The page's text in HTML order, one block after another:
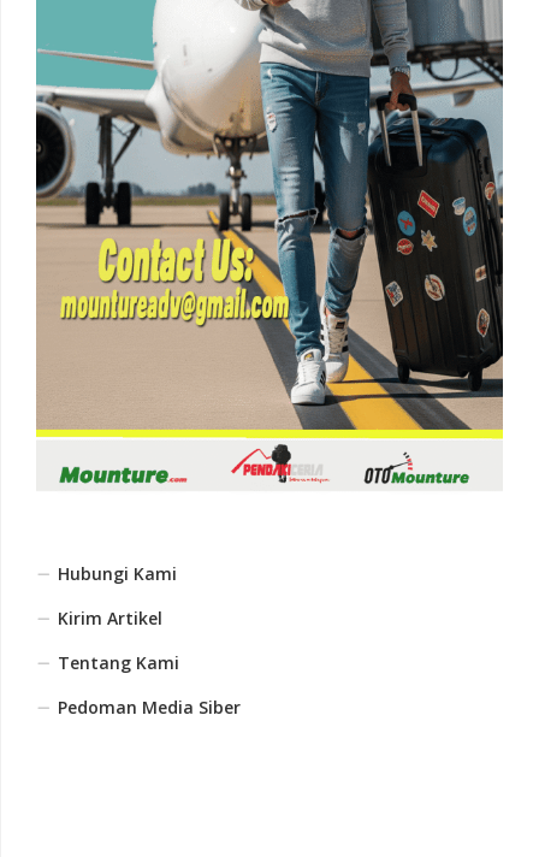
Hubungi Kami
Kirim Artikel
Tentang Kami
Pedoman Media Siber